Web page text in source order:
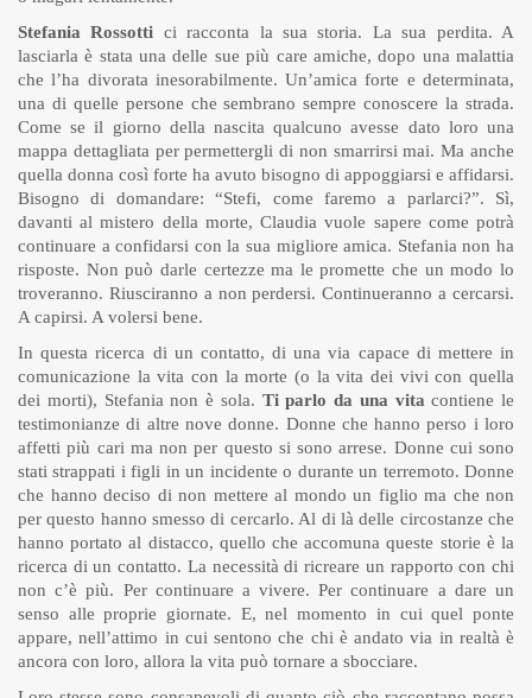
Stefania Rossotti ci racconta la sua storia. La sua perdita. A
lasciarla è stata una delle sue più care amiche, dopo una malattia
che l’ha divorata inesorabilmente. Un’amica forte e determinata,
una di quelle persone che sembrano sempre conoscere la strada.
Come se il giorno della nascita qualcuno avesse dato loro una
mappa dettagliata per permettergli di non smarrirsi mai. Ma anche
quella donna così forte ha avuto bisogno di appoggiarsi e affidarsi.
Bisogno di domandare: “Stefi, come faremo a parlarci?”. Sì,
davanti al mistero della morte, Claudia vuole sapere come potrà
continuare a confidarsi con la sua migliore amica. Stefania non ha
risposte. Non può darle certezze ma le promette che un modo lo
troveranno. Riusciranno a non perdersi. Continueranno a cercarsi.
A capirsi. A volersi bene.
In questa ricerca di un contatto, di una via capace di mettere in
comunicazione la vita con la morte (o la vita dei vivi con quella
dei morti), Stefania non è sola. Ti parlo da una vita contiene le
testimonianze di altre nove donne. Donne che hanno perso i loro
affetti più cari ma non per questo si sono arrese. Donne cui sono
stati strappati i figli in un incidente o durante un terremoto. Donne
che hanno deciso di non mettere al mondo un figlio ma che non
per questo hanno smesso di cercarlo. Al di là delle circostanze che
hanno portato al distacco, quello che accomuna queste storie è la
ricerca di un contatto. La necessità di ricreare un rapporto con chi
non c’è più. Per continuare a vivere. Per continuare a dare un
senso alle proprie giornate. E, nel momento in cui quel ponte
appare, nell’attimo in cui sentono che chi è andato via in realtà è
ancora con loro, allora la vita può tornare a sbocciare.